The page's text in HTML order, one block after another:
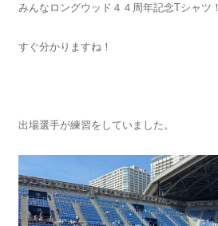
みんなロングウッド４４周年記念Tシャツ！
すぐ分かりますね！
出場選手が練習をしていました。